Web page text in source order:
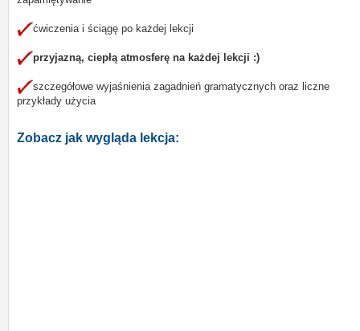
ćwiczenia i ściągę po każdej lekcji
przyjazną, ciepłą atmosferę na każdej lekcji :)
szczegółowe wyjaśnienia zagadnień gramatycznych oraz liczne
przykłady użycia
Zobacz jak wygląda lekcja: